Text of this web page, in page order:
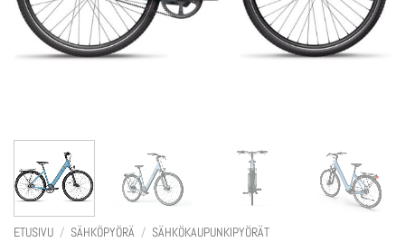
ETUSIVU / SÄHKÖPYÖRÄ / SÄHKÖKAUPUNKIPYÖRÄT